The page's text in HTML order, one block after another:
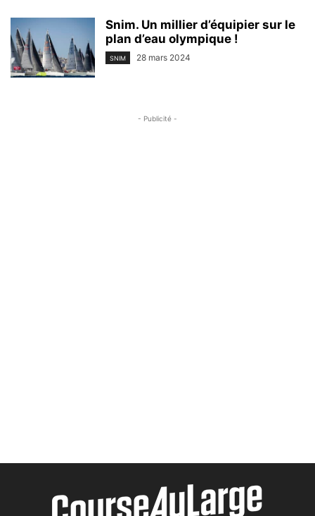
Snim. Un millier d’équipier sur le
plan d’eau olympique !
SNIM 28 mars 2024
- Publicité -